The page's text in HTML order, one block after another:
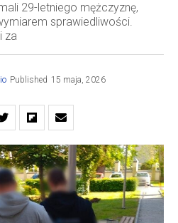
29-letniego mężczyznę,
sprawiedliwości.
za
Published 15 maja, 2026